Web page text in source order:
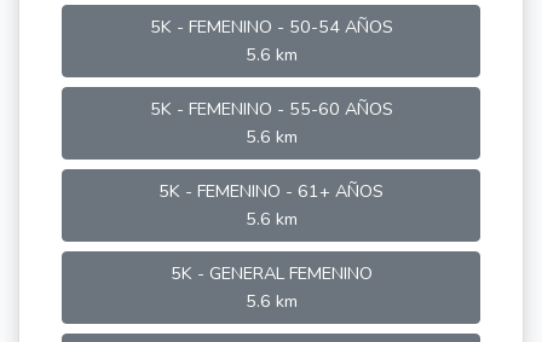
5K - FEMENINO - 50-54 AÑOS
5.6 km
5K - FEMENINO - 55-60 AÑOS
5.6 km
5K - FEMENINO - 61+ AÑOS
5.6 km
5K - GENERAL FEMENINO
5.6 km